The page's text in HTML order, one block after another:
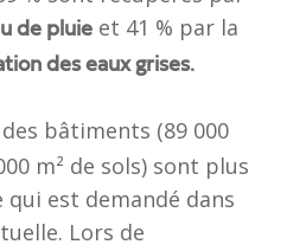
de pluieet 41 % par la
des eaux grises.
bâtiments (89 000
m² de sols) sont plus
est demandé dans
Lors de